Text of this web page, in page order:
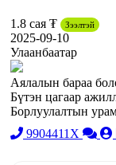
1.8 сая ₮ Зээлтэй
2025-09-10
Улаанбаатар
Аялалын бараа
Бүтэн цагаар
Борлуулалтын
9904411X